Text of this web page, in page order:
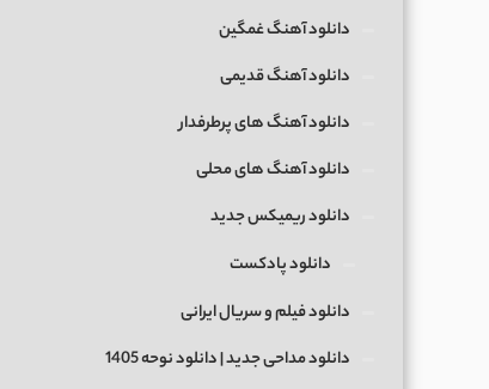
دانلود آهنگ غمگین
دانلود آهنگ قدیمی
دانلود آهنگ های پرطرفدار
دانلود آهنگ های محلی
دانلود ریمیکس جدید
دانلود پادکست
دانلود فیلم و سریال ایرانی
دانلود مداحی جدید | دانلود نوحه 1405